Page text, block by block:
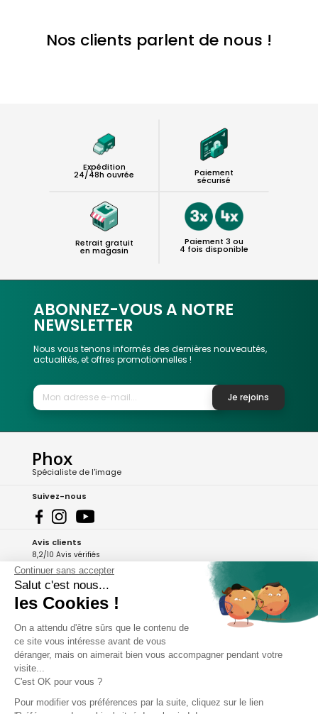
Nos clients parlent de nous !
Expédition
24/48h ouvrée Paiement
sécurisé
Retrait gratuit
en magasin
Paiement 3 ou
4 fois disponible
ABONNEZ-VOUS A NOTRE
NEWSLETTER
Nous vous tenons informés des dernières nouveautés,
actualités, et offres promotionnelles !
Je rejoins
Phox
Spécialiste de l'image
Suivez-nous
Avis clients
8,2/10 Avis vérifiés
L'Appli Phox
A propos de Phox
Services et garanties
Continuer sans accepter
Salut c'est nous...
les Cookies !
On a attendu d'être sûrs que le contenu de
ce site vous intéresse avant de vous
déranger, mais on aimerait bien vous accompagner pendant votre
visite...
C'est OK pour vous ?
Pour modifier vos préférences par la suite, cliquez sur le lien